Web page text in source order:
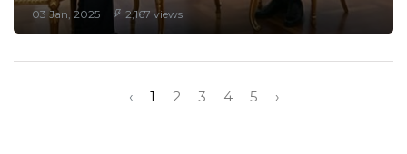
03 Jan, 2025 2,167 views
‹ 1 2 3 4 5 ›